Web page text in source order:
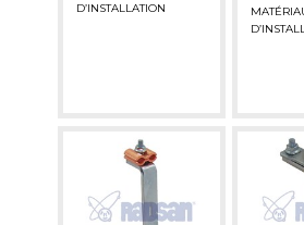
D’INSTALLATION